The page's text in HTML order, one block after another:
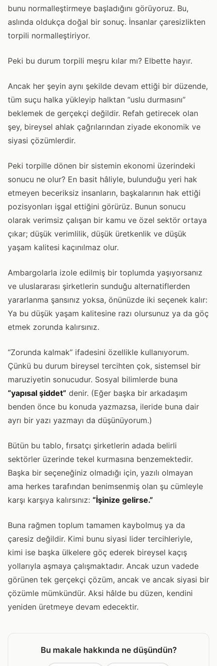
bunu normalleştirmeye başladığını görüyoruz. Bu,
aslında oldukça doğal bir sonuç. İnsanlar çaresizlikten
torpili normalleştiriyor.
Peki bu durum torpili meşru kılar mı? Elbette hayır.
Ancak her şeyin aynı şekilde devam ettiği bir düzende,
tüm suçu halka yükleyip halktan “uslu durmasını”
beklemek de gerçekçi değildir. Refah getirecek olan
şey, bireysel ahlak çağrılarından ziyade ekonomik ve
siyasi çözümlerdir.
Peki torpille dönen bir sistemin ekonomi üzerindeki
sonucu ne olur? En basit hâliyle, bulunduğu yeri hak
etmeyen beceriksiz insanların, başkalarının hak ettiği
pozisyonları işgal ettiğini görürüz. Bunun sonucu
olarak verimsiz çalışan bir kamu ve özel sektör ortaya
çıkar; düşük verimlilik, düşük üretkenlik ve düşük
yaşam kalitesi kaçınılmaz olur.
Ambargolarla izole edilmiş bir toplumda yaşıyorsanız
ve uluslararası şirketlerin sunduğu alternatiflerden
yararlanma şansınız yoksa, önünüzde iki seçenek kalır:
Ya bu düşük yaşam kalitesine razı olursunuz ya da göç
etmek zorunda kalırsınız.
“Zorunda kalmak” ifadesini özellikle kullanıyorum.
Çünkü bu durum bireysel tercihten çok, sistemsel bir
maruziyetin sonucudur. Sosyal bilimlerde buna
“yapısal şiddet” denir. (Eğer başka bir arkadaşım
benden önce bu konuda yazmazsa, ileride buna dair
ayrı bir yazı yazmayı da düşünüyorum.)
Bütün bu tablo, fırsatçı şirketlerin adada belirli
sektörler üzerinde tekel kurmasına benzemektedir.
Başka bir seçeneğiniz olmadığı için, yazılı olmayan
ama herkes tarafından benimsenmiş olan şu cümleyle
karşı karşıya kalırsınız: “İşinize gelirse.”
Buna rağmen toplum tamamen kaybolmuş ya da
çaresiz değildir. Kimi bunu siyasi lider tercihleriyle,
kimi ise başka ülkelere göç ederek bireysel kaçış
yollarıyla aşmaya çalışmaktadır. Ancak uzun vadede
görünen tek gerçekçi çözüm, ancak ve ancak siyasi bir
çözümle mümkündür. Aksi hâlde bu düzen, kendini
yeniden üretmeye devam edecektir.
Bu makale hakkında ne düşündün?